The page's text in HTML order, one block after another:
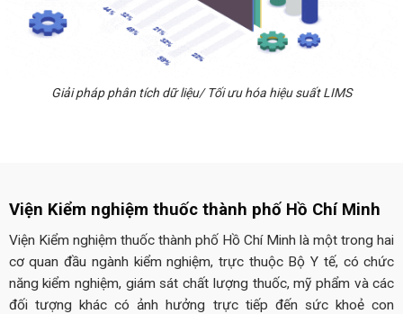
Giải pháp phân tích dữ liệu/ Tối ưu hóa hiệu suất LIMS
Viện Kiểm nghiệm thuốc thành phố Hồ Chí Minh
Viện Kiểm nghiệm thuốc thành phố Hồ Chí Minh là một trong hai
cơ quan đầu ngành kiểm nghiệm, trực thuộc Bộ Y tế, có chức
năng kiểm nghiệm, giám sát chất lượng thuốc, mỹ phẩm và các
đối tượng khác có ảnh hưởng trực tiếp đến sức khoẻ con